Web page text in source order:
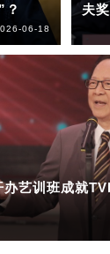
？
06-18
夫奖
艺训班成就